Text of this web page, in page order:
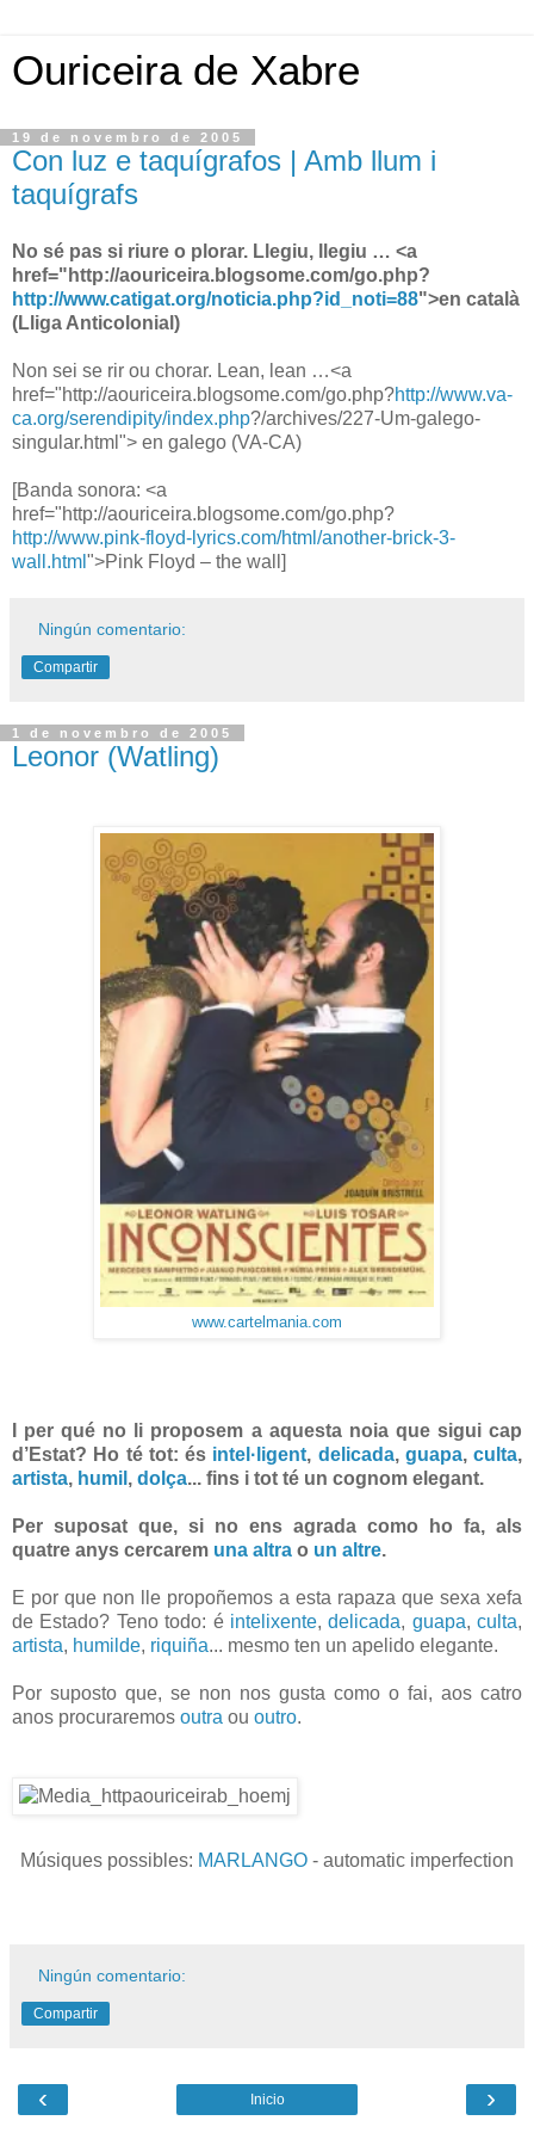
Ouriceira de Xabre
19 de novembro de 2005
Con luz e taquígrafos | Amb llum i
taquígrafs
No sé pas si riure o plorar. Llegiu, llegiu … <a
href="http://aouriceira.blogsome.com/go.php?
http://www.catigat.org/noticia.php?id_noti=88">en català
(Lliga Anticolonial)
Non sei se rir ou chorar. Lean, lean …<a
href="http://aouriceira.blogsome.com/go.php?http://www.va-
ca.org/serendipity/index.php?/archives/227-Um-galego-
singular.html"> en galego (VA-CA)
[Banda sonora: <a
href="http://aouriceira.blogsome.com/go.php?
http://www.pink-floyd-lyrics.com/html/another-brick-3-
wall.html ">Pink Floyd – the wall]
Ningún comentario:
Compartir
1 de novembro de 2005
Leonor (Watling)
www.cartelmania.com
I per qué no li proposem a aquesta noia que sigui cap
d’Estat? Ho té tot: és intel·ligent, delicada, guapa, culta,
artista, humil , dolça... fins i tot té un cognom elegant.
Per suposat que, si no ens agrada como ho fa, als
quatre anys cercarem una altra o un altre.
E por que non lle propoñemos a esta rapaza que sexa xefa
de Estado? Teno todo: é intelixente,delicada, guapa, culta,
artista, humilde, riquiña... mesmo ten un apelido elegante.
Por suposto que, se non nos gusta como o fai, aos catro
anos procuraremos outra ou outro.
Músiques possibles: MARLANGO - automatic imperfection
Ningún comentario:
Compartir
‹ ›
Inicio